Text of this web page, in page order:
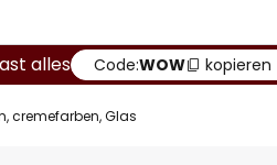
alles Code:WOW kopieren
cremefarben, Glas